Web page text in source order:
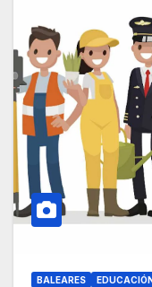
BALEARES EDUCACIÓN